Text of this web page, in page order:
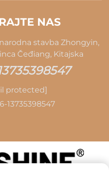
NAS
stavba Zhongyin,
Čeđiang, Kitajska
protected]
13735398547